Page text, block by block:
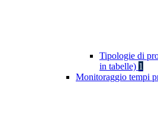
Tipologie di
in tabelle) 1
Monitoraggio tempi